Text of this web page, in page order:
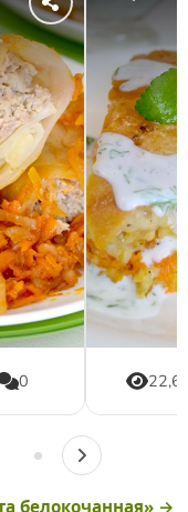
0
белокочанная» →